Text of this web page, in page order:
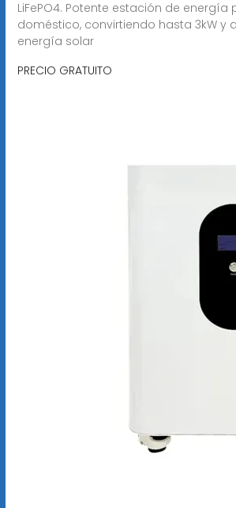
LiFePO4. Potente estación de
doméstico, convirtiendo hasta 3kW y
energía solar
PRECIO GRATUITO